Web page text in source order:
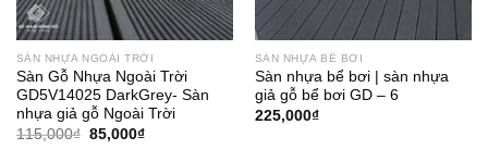
SÀN NHỰA NGOÀI TRỜI
Sàn Gỗ Nhựa Ngoài Trời
GD5V14025 DarkGrey- Sàn
nhựa giả gỗ Ngoài Trời
115,000₫ Giá
gốc
85,000₫Giá
SÀN NHỰA BỂ BƠI
Sàn nhựa bể bơi | sàn nhựa
giả gỗ bể bơi GD – 6
225,000₫